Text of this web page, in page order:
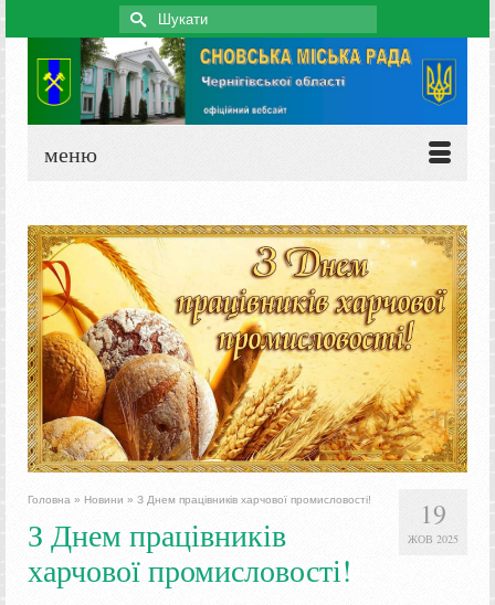
Search
for:
меню
19
ЖОВ 2025
Головна » Новини » З Днем працівників харчової промисловості!
З Днем працівників
харчової промисловості!